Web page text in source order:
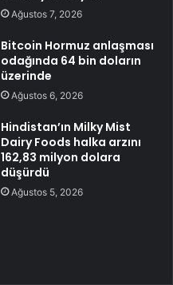
Ağustos 7, 2026
Bitcoin Hormuz anlaşması
odağında 64 bin doların
üzerinde
Ağustos 6, 2026
Hindistan’ın Milky Mist
Dairy Foods halka arzını
162,83 milyon dolara
düşürdü
Ağustos 5, 2026